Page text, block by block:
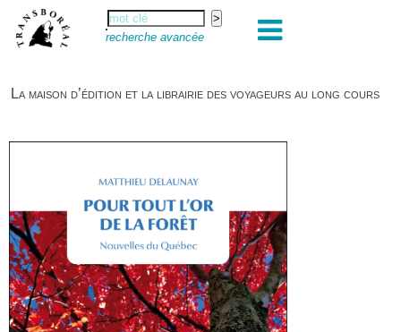
recherche avancée
La maison d’édition et la librairie des voyageurs au long cours